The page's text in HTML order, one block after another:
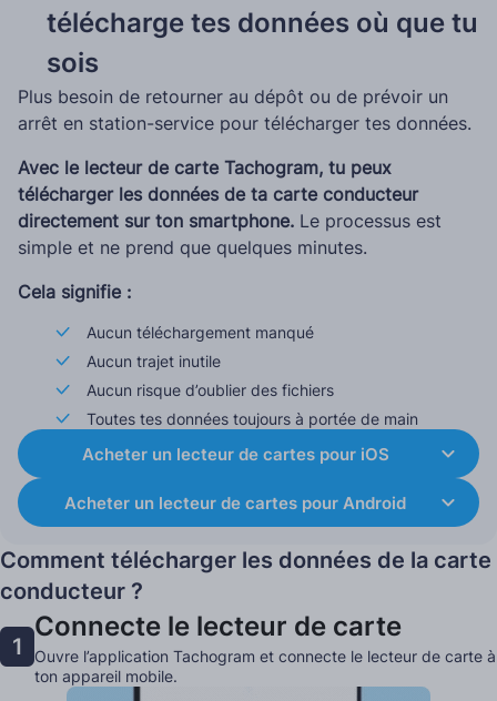
télécharge tes données où que tu
sois
Plus besoin de retourner au dépôt ou de prévoir un
arrêt en station-service pour télécharger tes données.
Avec le lecteur de carte Tachogram, tu peux
télécharger les données de ta carte conducteur
directement sur ton smartphone. Le processus est
simple et ne prend que quelques minutes.
Cela signifie :
Aucun téléchargement manqué
Aucun trajet inutile
Aucun risque d’oublier des fichiers
Toutes tes données toujours à portée de main
Acheter un lecteur de cartes pour iOS
Acheter un lecteur de cartes pour Android
Comment télécharger les données de la carte
conducteur ?
1
Connecte le lecteur de carte
Ouvre l’application Tachogram et connecte le lecteur de carte à
ton appareil mobile.